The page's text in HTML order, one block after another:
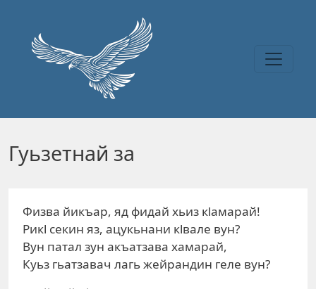
Гуьзетнай за
Физва йикъар, яд фидай хьиз кlамарай!
Рикl секин яз, ацукьнани кlвале вун?
Вун патал зун акъатзава хамарай,
Куьз гьатзавач лагь жейрандин геле вун?